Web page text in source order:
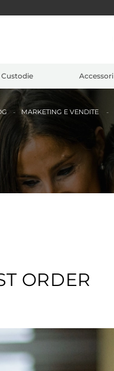
Custodie Accessori
MARKETING E VENDITE
ORDER